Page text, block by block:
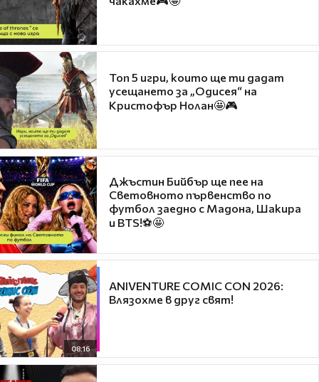
Топ 5 игри, които ще ти дадат
усещането за „Одисея“ на
Кристофър Нолан🤩🎮
Джъстин Бийбър ще пее на
Световното първенство по
футбол заедно с Мадона, Шакира
и BTS!⚽🤩
08:16
ANIVENTURE COMIC CON 2026:
Влязохме в друг свят!